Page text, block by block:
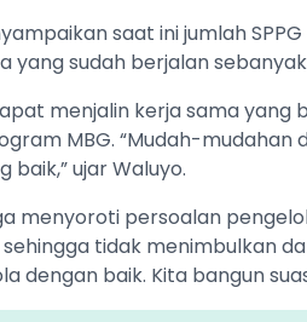
saat ini jumlah
sudah berjalan sebanyak
menjalin kerja sama
MBG. ‎“Mudah-mudahan
baik,” ujar Waluyo.
menyoroti persoalan
tidak menimbulkan
dengan baik. Kita bangun